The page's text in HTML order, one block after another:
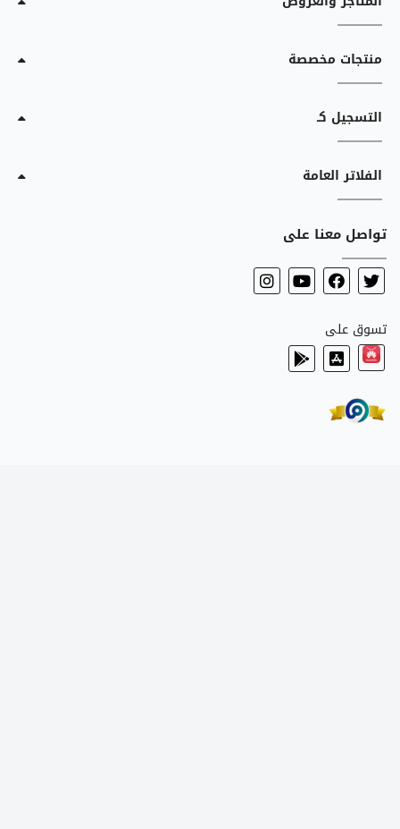
منتجات مخصصة
التسجيل كـ
الفلاتر العامة
تواصل معنا على
تسوق على